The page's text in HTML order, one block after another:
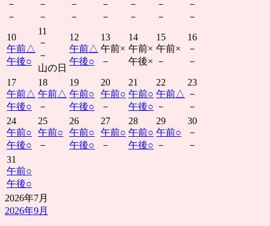
－
－
－
－
－
－
－
－
－
－
－
－
－
－
10
午前△
午後○
11
－
－
山の日
12
午前△
午後○
13
午前×
－
14
午前×
午後×
15
午前×
－
16
－
－
17
午前△
午後○
18
午前△
－
19
午前○
午後○
20
午前○
－
21
午前○
午後○
22
午前△
－
23
－
－
24
午前○
午後○
25
午前○
－
26
午前○
午後○
27
午前○
－
28
午前○
午後○
29
午前○
－
30
－
－
31
午前○
午後○
2026年7月
2026年9月